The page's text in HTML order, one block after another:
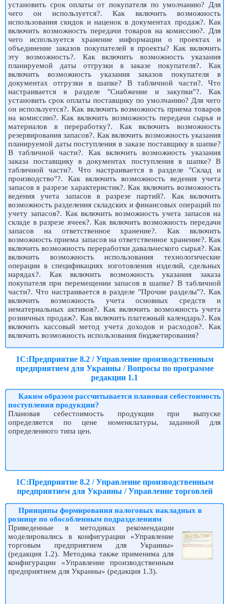
установить срок оплаты от покупателя по умолчанию? Для
чего он используется?. Как включить возможность
использования скидок и наценок в документах продаж?. Как
включить возможность передачи товаров на комиссию?. Для
чего используется хранение информации о проектах и
объединение заказов покупателей в проекты? Как включить
эту возможность?. Как включить возможность указания
планируемой даты отгрузки в заказе покупателя?. Как
включить возможность указания заказов покупателя в
документах отгрузки в шапке? В табличной части?. Что
настраивается в разделе "Снабжение и закупки"?. Как
установить срок оплаты поставщику по умолчанию? Для чего
он используется?. Как включить возможность приема товаров
на комиссию?. Как включить возможность передачи сырья и
материалов в переработку?. Как включить возможность
резервирования запасов?. Как включить возможность указания
планируемой даты поступления в заказе поставщику в шапке?
В табличной части?. Как включить возможность указания
заказа поставщику в документах поступления в шапке? В
табличной части?. Что настраивается в разделе "Склад и
производство"?. Как включить возможность ведения учета
запасов в разрезе характеристик?. Как включить возможность
ведения учета запасов в разрезе партий?. Как включить
возможность разделения складских и финансовых операций по
учету запасов?. Как включить возможность учета запасов на
складе в разрезе ячеек?. Как включить возможность передачи
запасов на ответственное хранение?. Как включить
возможность приема запасов на ответственное хранение?. Как
включить возможность переработки давальческого сырья?. Как
включить возможность использования технологические
операции в спецификациях изготовления изделий, сдельных
нарядах?. Как включить возможность указания заказа
покупателя при перемещении запасов в шапке? В табличной
части?. Что настраивается в разделе "Прочие разделы"?. Как
включить возможность учета основных средств и
нематериальных активов?. Как включить возможность учета
розничных продаж?. Как включить платежный календарь?. Как
включить кассовый метод учета доходов и расходов?. Как
включить возможность использования бюджетирования?
1С:Предприятие 8.2 / Управление производственным
предприятием для Украины / Вопросы по программе
редакции 1.1
Каким образом рассчитывается плановая себестоимость
поступления продукции?
Плановая себестоимость продукции при выпуске
определяется по цене номенклатуры, заданной для
определенного типа цен.
1С:Предприятие 8.2 / Управление производственным
предприятием для Украины / Управление торговлей
Принципы формирования налоговых накладных в
рознице по обособленным подразделениям
Приведенные в методиках рекомендации
моделировались в конфигурации «Управление
торговым предприятием для Украины»
(редакция 1.2). Методика также применима для
конфигурации «Управление производственным
предприятием для Украины» (редакция 1.3).